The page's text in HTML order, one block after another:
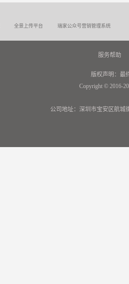
全景上传平台 瑞家公众号营销管理系统
服务帮助
版权声明：最
Copyright © 2016-
公司地址：深圳市宝安区航城